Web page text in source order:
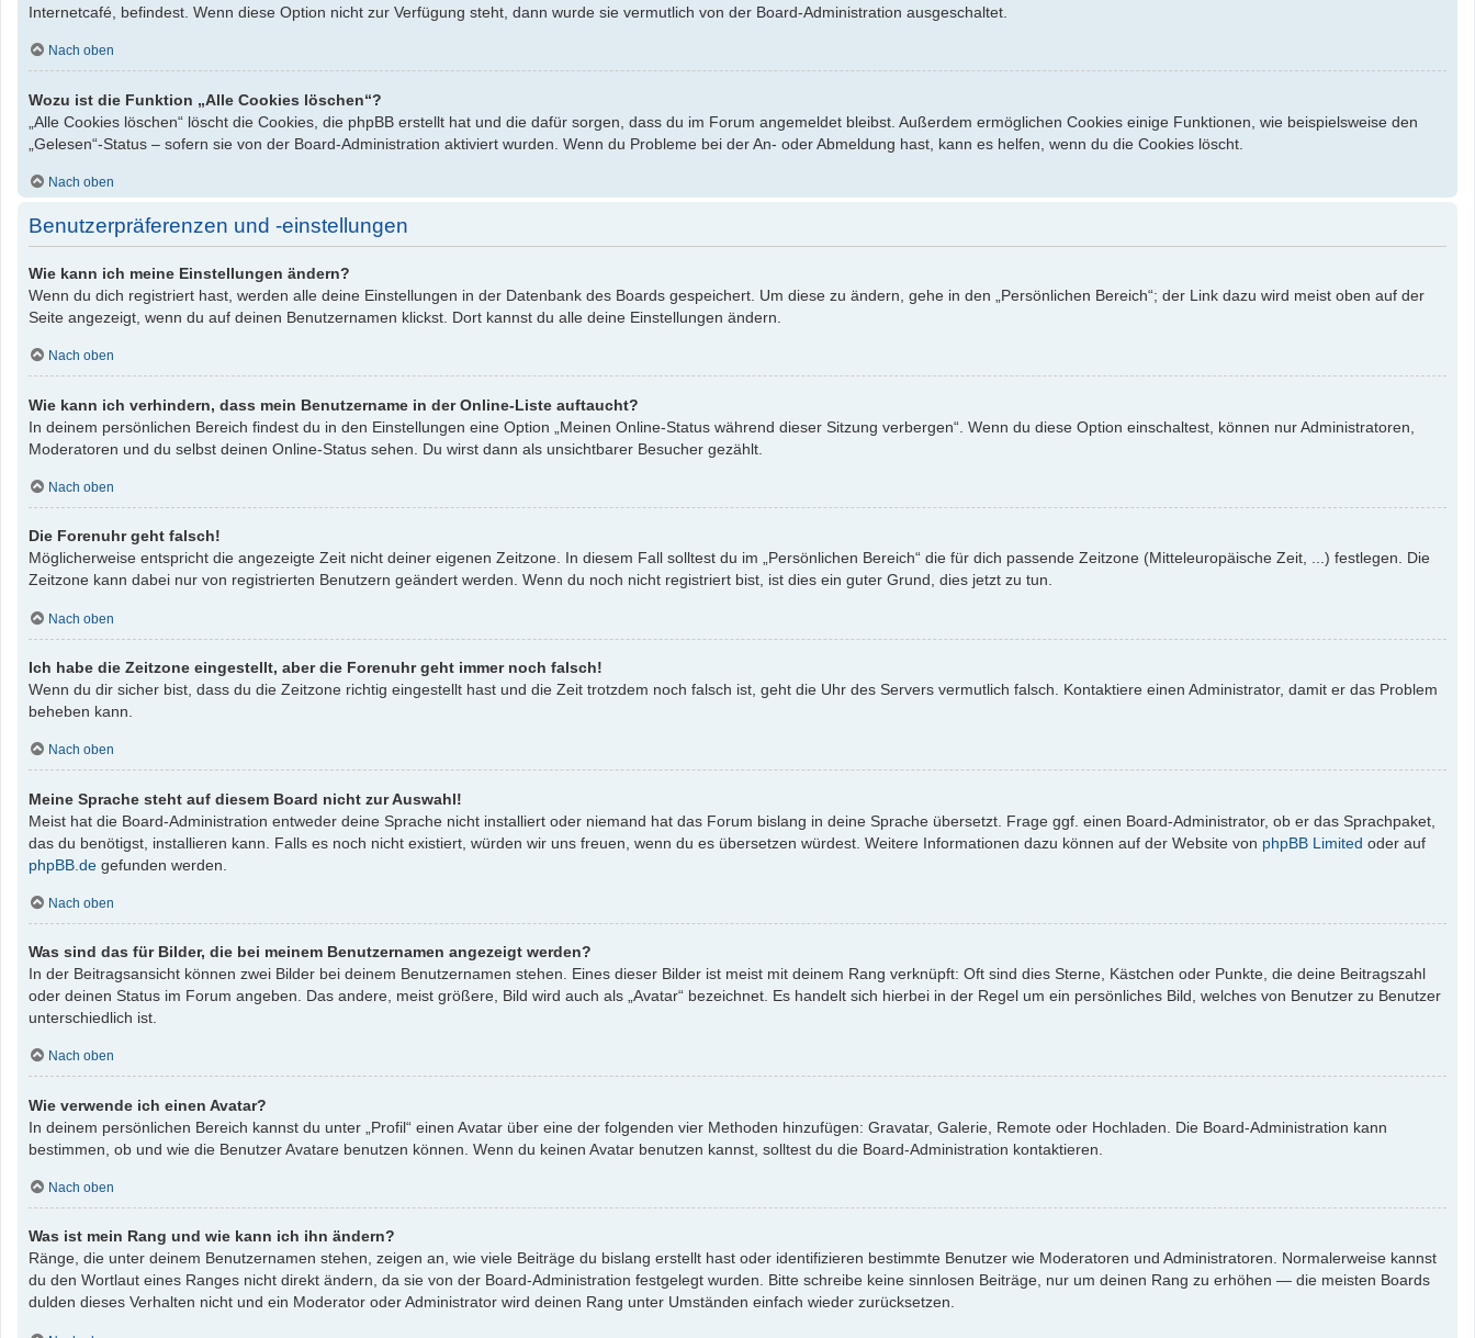
Internetcafé, befindest. Wenn diese Option nicht zur Verfügung steht, dann wurde sie vermutlich von der Board-Administration ausgeschaltet.
Nach oben
Wozu ist die Funktion „Alle Cookies löschen“?
„Alle Cookies löschen“ löscht die Cookies, die phpBB erstellt hat und die dafür sorgen, dass du im Forum angemeldet bleibst. Außerdem ermöglichen Cookies einige Funktionen, wie beispielsweise den
„Gelesen“-Status – sofern sie von der Board-Administration aktiviert wurden. Wenn du Probleme bei der An- oder Abmeldung hast, kann es helfen, wenn du die Cookies löscht.
Nach oben
Benutzerpräferenzen und -einstellungen
Wie kann ich meine Einstellungen ändern?
Wenn du dich registriert hast, werden alle deine Einstellungen in der Datenbank des Boards gespeichert. Um diese zu ändern, gehe in den „Persönlichen Bereich“; der Link dazu wird meist oben auf der
Seite angezeigt, wenn du auf deinen Benutzernamen klickst. Dort kannst du alle deine Einstellungen ändern.
Nach oben
Wie kann ich verhindern, dass mein Benutzername in der Online-Liste auftaucht?
In deinem persönlichen Bereich findest du in den Einstellungen eine Option „Meinen Online-Status während dieser Sitzung verbergen“. Wenn du diese Option einschaltest, können nur Administratoren,
Moderatoren und du selbst deinen Online-Status sehen. Du wirst dann als unsichtbarer Besucher gezählt.
Nach oben
Die Forenuhr geht falsch!
Möglicherweise entspricht die angezeigte Zeit nicht deiner eigenen Zeitzone. In diesem Fall solltest du im „Persönlichen Bereich“ die für dich passende Zeitzone (Mitteleuropäische Zeit, ...) festlegen. Die
Zeitzone kann dabei nur von registrierten Benutzern geändert werden. Wenn du noch nicht registriert bist, ist dies ein guter Grund, dies jetzt zu tun.
Nach oben
Ich habe die Zeitzone eingestellt, aber die Forenuhr geht immer noch falsch!
Wenn du dir sicher bist, dass du die Zeitzone richtig eingestellt hast und die Zeit trotzdem noch falsch ist, geht die Uhr des Servers vermutlich falsch. Kontaktiere einen Administrator, damit er das Problem
beheben kann.
Nach oben
Meine Sprache steht auf diesem Board nicht zur Auswahl!
Meist hat die Board-Administration entweder deine Sprache nicht installiert oder niemand hat das Forum bislang in deine Sprache übersetzt. Frage ggf. einen Board-Administrator, ob er das Sprachpaket,
das du benötigst, installieren kann. Falls es noch nicht existiert, würden wir uns freuen, wenn du es übersetzen würdest. Weitere Informationen dazu können auf der Website von phpBB Limited oder auf
phpBB.de gefunden werden.
Nach oben
Was sind das für Bilder, die bei meinem Benutzernamen angezeigt werden?
In der Beitragsansicht können zwei Bilder bei deinem Benutzernamen stehen. Eines dieser Bilder ist meist mit deinem Rang verknüpft: Oft sind dies Sterne, Kästchen oder Punkte, die deine Beitragszahl
oder deinen Status im Forum angeben. Das andere, meist größere, Bild wird auch als „Avatar“ bezeichnet. Es handelt sich hierbei in der Regel um ein persönliches Bild, welches von Benutzer zu Benutzer
unterschiedlich ist.
Nach oben
Wie verwende ich einen Avatar?
In deinem persönlichen Bereich kannst du unter „Profil“ einen Avatar über eine der folgenden vier Methoden hinzufügen: Gravatar, Galerie, Remote oder Hochladen. Die Board-Administration kann
bestimmen, ob und wie die Benutzer Avatare benutzen können. Wenn du keinen Avatar benutzen kannst, solltest du die Board-Administration kontaktieren.
Nach oben
Was ist mein Rang und wie kann ich ihn ändern?
Ränge, die unter deinem Benutzernamen stehen, zeigen an, wie viele Beiträge du bislang erstellt hast oder identifizieren bestimmte Benutzer wie Moderatoren und Administratoren. Normalerweise kannst
du den Wortlaut eines Ranges nicht direkt ändern, da sie von der Board-Administration festgelegt wurden. Bitte schreibe keine sinnlosen Beiträge, nur um deinen Rang zu erhöhen — die meisten Boards
dulden dieses Verhalten nicht und ein Moderator oder Administrator wird deinen Rang unter Umständen einfach wieder zurücksetzen.